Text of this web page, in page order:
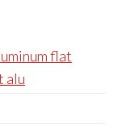
flat
alu